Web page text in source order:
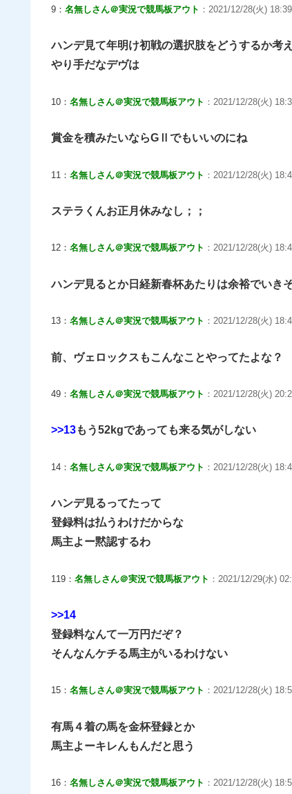
9： 名無しさん＠実況で競馬板アウト ：2021/12/28(火)
ハンデ見て年明け初戦の選択肢をどうするか考
やり手だなデヴは
10： 名無しさん＠実況で競馬板アウト ：2021/12/28(火)
賞金を積みたいならGⅡでもいいのにね
11： 名無しさん＠実況で競馬板アウト ：2021/12/28(火)
ステラくんお正月休みなし；；
12： 名無しさん＠実況で競馬板アウト ：2021/12/28(火)
ハンデ見るとか日経新春杯あたりは余裕でいき
13： 名無しさん＠実況で競馬板アウト ：2021/12/28(火)
前、ヴェロックスもこんなことやってたよな？
49： 名無しさん＠実況で競馬板アウト ：2021/12/28(火)
>>13もう52kgであっても来る気がしない
14： 名無しさん＠実況で競馬板アウト ：2021/12/28(火)
ハンデ見るってたって
登録料は払うわけだからな
馬主よー黙認するわ
119： 名無しさん＠実況で競馬板アウト ：2021/12/29(水)
>>14
登録料なんて一万円だぞ？
そんなんケチる馬主がいるわけない
15： 名無しさん＠実況で競馬板アウト ：2021/12/28(火)
有馬４着の馬を金杯登録とか
馬主よーキレんもんだと思う
16： 名無しさん＠実況で競馬板アウト ：2021/12/28(火)